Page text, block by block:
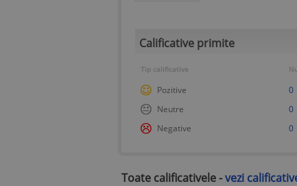
Calificative primite
Tip calificative
Pozitive
0
Neutre
0
Negative
0
Toate calificativele -vezi